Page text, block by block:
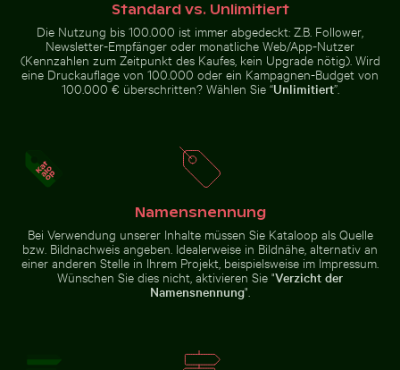
Malerische Ansicht der
Zeitraffer von blühenden rosa Lilien
Ruhiger Tropenstrand mit klarem blauem Wasser
Ruhiger Tropenstrand mit klarem
Luftaufnahme des Ozeans
Luftaufnahme des Ozeans und
der Wolken bei
Sonnenuntergang
Graureiher am Wasser sitzendMangrovenbaum im Yum
Standard vs. Unlimitiert
Die Nutzung bis 100.000 ist immer abgedeckt: Z.B. Follower,
Newsletter-Empfänger oder monatliche Web/App-Nutzer
(Kennzahlen zum Zeitpunkt des Kaufes, kein Upgrade nötig). Wird
eine Druckauflage von 100.000 oder ein Kampagnen-Budget von
100.000 € überschritten? Wählen Sie “Unlimitiert”.
Namensnennung
Bei Verwendung unserer Inhalte müssen Sie Kataloop als Quelle
bzw. Bildnachweis angeben. Idealerweise in Bildnähe, alternativ an
einer anderen Stelle in Ihrem Projekt, beispielsweise im Impressum.
Wünschen Sie dies nicht, aktivieren Sie "Verzicht der
Namensnennung".